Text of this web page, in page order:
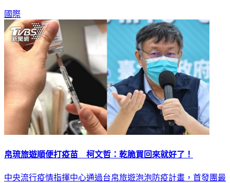
國際
帛琉旅遊順便打疫苗 柯文哲：乾脆買回來就好了！
中央流行疫情指揮中心通過台帛旅遊泡泡防疫計畫，首發團最